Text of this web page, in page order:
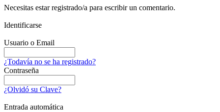
Necesitas estar registrado/a para escribir un comentario.
Identificarse
Usuario o Email
¿Todavía no se ha registrado?
Contraseña
¿Olvidó su Clave?
Entrada automática